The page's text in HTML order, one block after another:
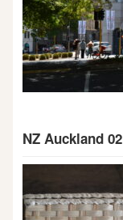
NZ Auckland 02